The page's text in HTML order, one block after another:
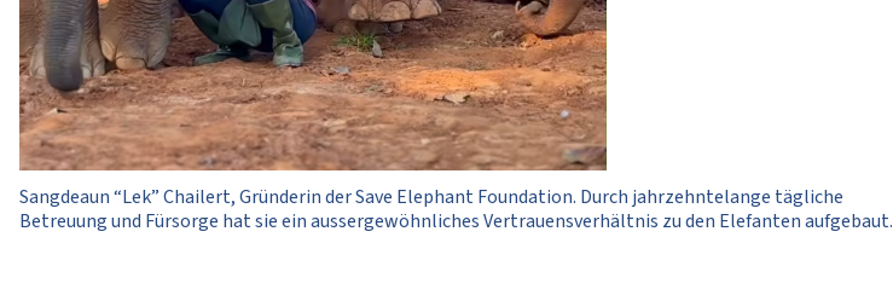
Sangdeaun “Lek” Chailert, Gründerin der Save Elephant Foundation. Durch jahrzehntelange tägliche
Betreuung und Fürsorge hat sie ein aussergewöhnliches Vertrauensverhältnis zu den Elefanten aufgebaut.